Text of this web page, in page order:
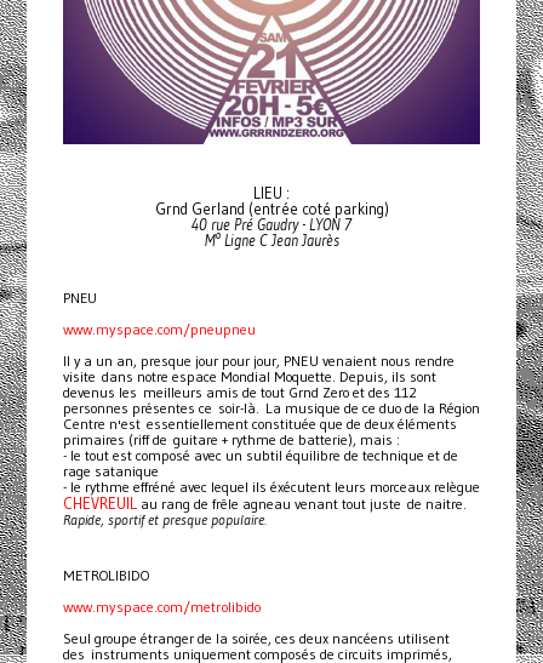
LIEU :
Grnd Gerland (entrée coté parking)
40 rue Pré Gaudry - LYON 7
M° Ligne C Jean Jaurès
PNEU
www.myspace.com/pneupneu
Il y a un an, presque jour pour jour, PNEU venaient nous rendre
visite dans notre espace Mondial Moquette. Depuis, ils sont
devenus les meilleurs amis de tout Grnd Zero et des 112
personnes présentes ce soir-là. La musique de ce duo de la Région
Centre n'est essentiellement constituée que de deux éléments
primaires (riff de guitare + rythme de batterie), mais :
- le tout est composé avec un subtil équilibre de technique et de
rage satanique
- le rythme effréné avec lequel ils éxécutent leurs morceaux relègue
CHEVREUIL au rang de frêle agneau venant tout juste de naitre.
Rapide, sportif et presque populaire.
METROLIBIDO
www.myspace.com/metrolibido
Seul groupe étranger de la soirée, ces deux nancéens utilisent
des instruments uniquement composés de circuits imprimés,